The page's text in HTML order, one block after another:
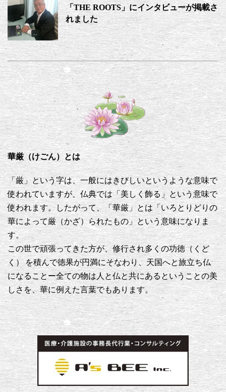
「THE ROOTS」にインタビューが掲載さ
れました
華厳（けごん）とは
「厳」という字は、一般にはきびしいというような意味で
使われていますが、仏典では「美しく飾る」という意味で
使われます。したがって、「華厳」とは「いろとりどりの
華によって厳（かざ）られたもの」という意味になりま
す。
この世で頑張ってきた方が、修行され多くの功徳（くど
く） を積んで徳果が円満にそなわり、天国へと旅立ち仏
になることー全ての物は人と仏と共にあるということの美
しさを、華に例えた言葉でもあります。